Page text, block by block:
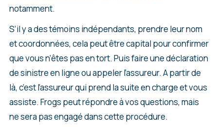
notamment.
S’il y a des témoins indépendants, prendre leur nom
et coordonnées, cela peut être capital pour confirmer
que vous n’êtes pas en tort. Puis faire une déclaration
de sinistre en ligne ou appeler l’assureur. A partir de
là, c’est l’assureur qui prend la suite en charge et vous
assiste. Frogs peut répondre à vos questions, mais
ne sera pas engagé dans cette procédure.